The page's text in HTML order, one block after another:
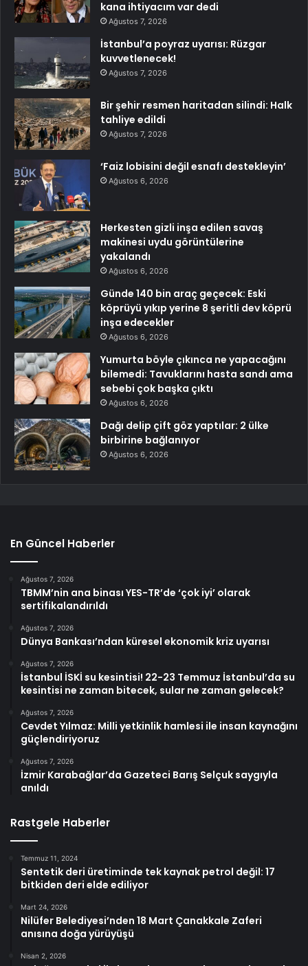
kana ihtiyacım var dedi
Ağustos 7, 2026
İstanbul’a poyraz uyarısı: Rüzgar
kuvvetlenecek!
Ağustos 7, 2026
Bir şehir resmen haritadan silindi: Halk
tahliye edildi
Ağustos 7, 2026
‘Faiz lobisini değil esnafı destekleyin’
Ağustos 6, 2026
Herkesten gizli inşa edilen savaş
makinesi uydu görüntülerine
yakalandı
Ağustos 6, 2026
Günde 140 bin araç geçecek: Eski
köprüyü yıkıp yerine 8 şeritli dev köprü
inşa edecekler
Ağustos 6, 2026
Yumurta böyle çıkınca ne yapacağını
bilemedi: Tavuklarını hasta sandı ama
sebebi çok başka çıktı
Ağustos 6, 2026
Dağı delip çift göz yaptılar: 2 ülke
birbirine bağlanıyor
Ağustos 6, 2026
En Güncel Haberler
Ağustos 7, 2026
TBMM’nin ana binası YES-TR’de ‘çok iyi’ olarak
sertifikalandırıldı
Ağustos 7, 2026
Dünya Bankası’ndan küresel ekonomik kriz uyarısı
Ağustos 7, 2026
İstanbul İSKİ su kesintisi! 22-23 Temmuz İstanbul’da su
kesintisi ne zaman bitecek, sular ne zaman gelecek?
Ağustos 7, 2026
Cevdet Yılmaz: Milli yetkinlik hamlesi ile insan kaynağını
güçlendiriyoruz
Ağustos 7, 2026
İzmir Karabağlar’da Gazeteci Barış Selçuk saygıyla
anıldı
Rastgele Haberler
Temmuz 11, 2024
Sentetik deri üretiminde tek kaynak petrol değil: 17
bitkiden deri elde ediliyor
Mart 24, 2026
Nilüfer Belediyesi’nden 18 Mart Çanakkale Zaferi
anısına doğa yürüyüşü
Nisan 2, 2026